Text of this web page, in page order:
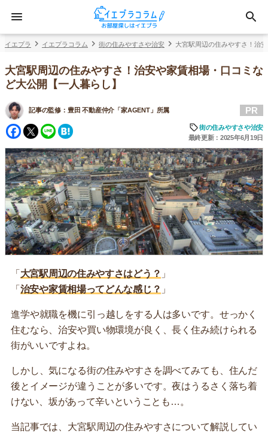
イエプラ イエプラコラム 街の住みやすさや治安 大宮駅周辺の住みやすさ！治
大宮駅周辺の住みやすさ！治安や家賃相場・口コミな
ど大公開【一人暮らし】
記事の監修： 豊田 不動産仲介「家AGENT」所属
Facebook
Twitter
Line
PR
街の住みやすさや治安
最終更新：2025年6月19日
「 大宮駅周辺の住みやすさはどう？ 」
「 治安や家賃相場ってどんな感じ？ 」
進学や就職を機に引っ越しをする人は多いです。せっかく
住むなら、治安や買い物環境が良く、長く住み続けられる
街がいいですよね。
しかし、気になる街の住みやすさを調べてみても、住んだ
後とイメージが違うことが多いです。夜はうるさく落ち着
けない、坂があって辛いということも…。
当記事では、大宮駅周辺の住みやすさについて解説してい